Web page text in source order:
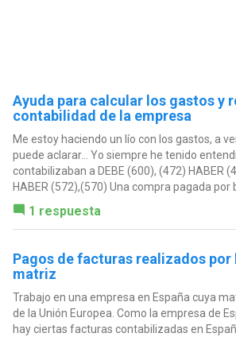
Ayuda para calcular los gastos y
contabilidad de la empresa
Me estoy haciendo un lío con los gastos, a
puede aclarar... Yo siempre he tenido
contabilizaban a DEBE (600), (472) HABER
HABER (572),(570) Una compra pagada
1 respuesta
Pagos de facturas realizados por
matriz
Trabajo en una empresa en España cuya
de la Unión Europea. Como la empresa de
hay ciertas facturas contabilizadas en